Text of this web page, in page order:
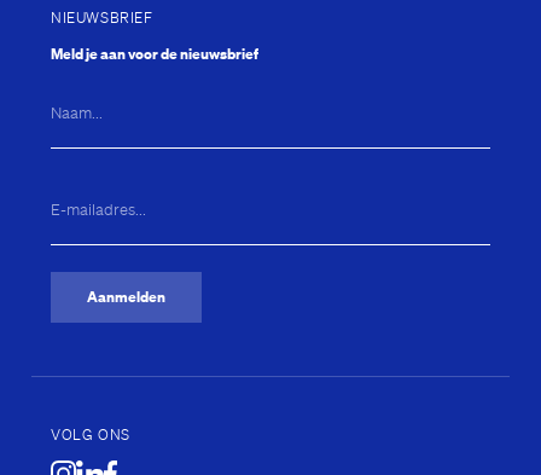
NIEUWSBRIEF
Meld je aan voor de nieuwsbrief
mailadres...
(Vereist)
Aanmelden
VOLG ONS